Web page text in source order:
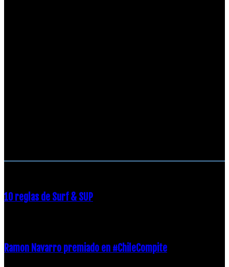
10 reglas de Surf & SUP
Ramon Navarro premiado en #ChileCompite